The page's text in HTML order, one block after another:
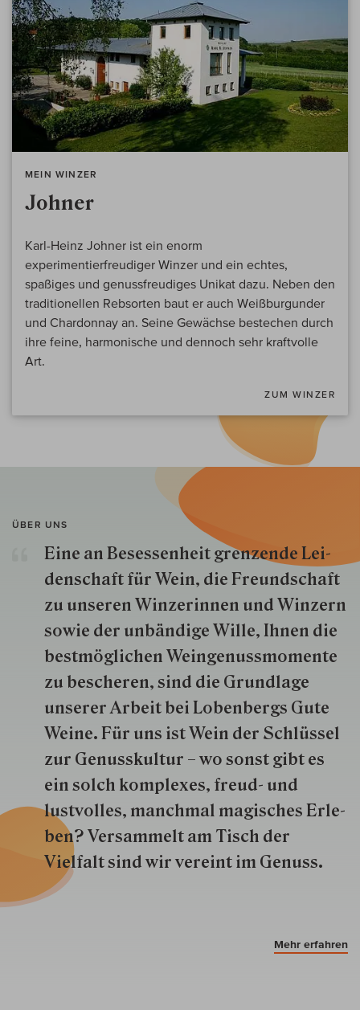
MEIN WINZER
Johner
Karl-Heinz Johner ist ein enorm
experimentierfreudiger Winzer und ein echtes,
spaßiges und genussfreudiges Unikat dazu. Neben den
traditionellen Rebsorten baut er auch Weißburgunder
und Chardonnay an. Seine Gewächse bestechen durch
ihre feine, harmonische und dennoch sehr kraftvolle
Art.
ZUM WINZER
ÜBER UNS
Eine an Besessenheit gren­zende Lei­
den­schaft für Wein, die Freund­schaft
zu unseren Win­zer­innen und Win­zern
so­wie der un­bän­dige Wille, Ihnen die
best­mög­lich­en Wein­genuss­momente
zu besche­ren, sind die Grund­lage
unserer Arbeit bei Lobenbergs Gute
Weine. Für uns ist Wein der Schlüs­sel
zur Genuss­kultur – wo sonst gibt es
ein solch kom­plexes, freud- und
lustvolles, manchmal ma­gisch­es Er­le­
ben? Versammelt am Tisch der
Vielfalt sind wir ver­eint im Genuss.
Mehr erfahren